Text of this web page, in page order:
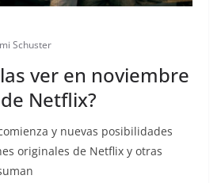
Schuster
ver en noviembre
Netflix?
y nuevas posibilidades
originales de Netflix y otras